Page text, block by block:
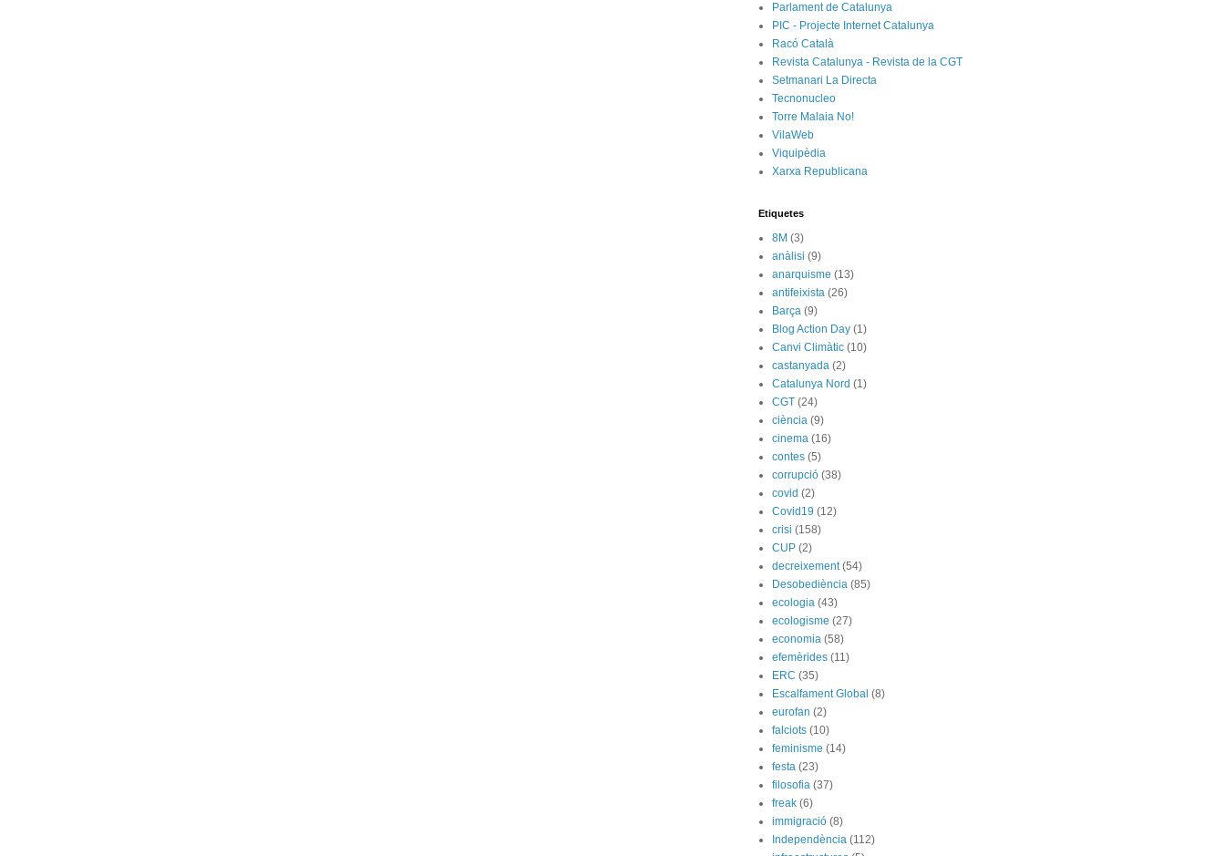
Parlament de Catalunya
PIC - Projecte Internet Catalunya
Racó Català
Revista Catalunya - Revista de la CGT
Setmanari La Directa
Tecnonucleo
Torre Malaia No!
VilaWeb
Viquipèdia
Xarxa Republicana
Etiquetes
8M (3)
anàlisi (9)
anarquisme (13)
antifeixista (26)
Barça (9)
Blog Action Day (1)
Canvi Climàtic (10)
castanyada (2)
Catalunya Nord (1)
CGT (24)
ciència (9)
cinema (16)
contes (5)
corrupció (38)
covid (2)
Covid19 (12)
crisi (158)
CUP (2)
decreixement (54)
Desobediència (85)
ecologia (43)
ecologisme (27)
economia (58)
efemèrides (11)
ERC (35)
Escalfament Global (8)
eurofan (2)
falciots (10)
feminisme (14)
festa (23)
filosofia (37)
freak (6)
immigració (8)
Independència (112)